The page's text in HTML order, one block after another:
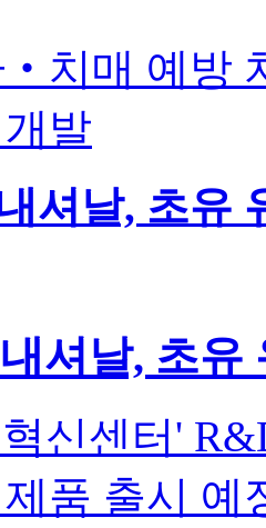
‧치매 예방
발
셔날, 초유
셔날, 초유
신센터'
품 출시 예